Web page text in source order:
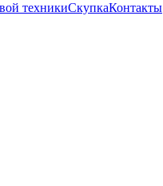
техникиСкупкаКонтакты